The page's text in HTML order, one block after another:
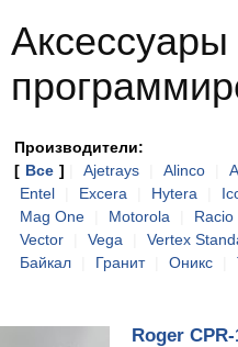
Аксессуары
Производители:
[ Все ] Ajetrays Alinco
Entel
Excera Hytera
Mag One
Motorola Racio
Vector
Vega Vertex
Байкал
Гранит Оникс
Roger CPR-